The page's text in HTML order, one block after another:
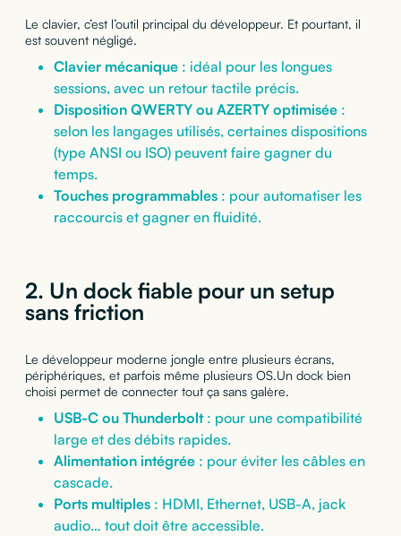
Le clavier, c’est l’outil principal du développeur. Et pourtant, il
est souvent négligé.
Clavier mécanique: idéal pour les longues
sessions, avec un retour tactile précis.
Disposition QWERTY ou AZERTY optimisée:
selon les langages utilisés, certaines dispositions
(type ANSI ou ISO) peuvent faire gagner du
temps.
Touches programmables: pour automatiser les
raccourcis et gagner en fluidité.
2. Un dock fiable pour un setup
sans friction
Le développeur moderne jongle entre plusieurs écrans,
périphériques, et parfois même plusieurs OS.Un dock bien
choisi permet de connecter tout ça sans galère.
USB-C ou Thunderbolt: pour une compatibilité
large et des débits rapides.
Alimentation intégrée: pour éviter les câbles en
cascade.
Ports multiples: HDMI, Ethernet, USB-A, jack
audio… tout doit être accessible.